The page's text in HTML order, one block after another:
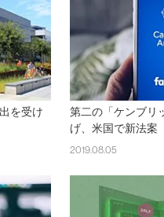
を受け
第二の「ケンブリ
げ、米国で新法案
2019.08.05